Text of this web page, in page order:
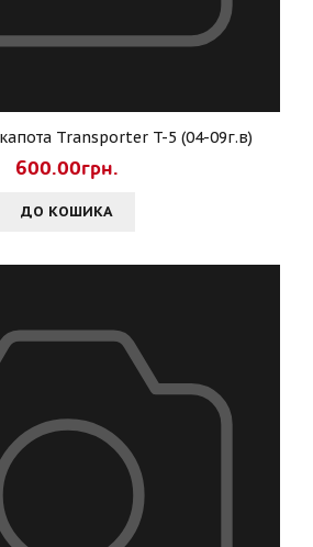
Transporter T-5 (04-09г.в)
600.00грн.
ДО КОШИКА